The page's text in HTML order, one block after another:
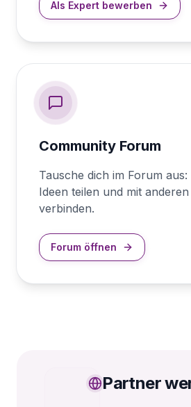
Als Expert bewerben
Community Forum
Tausche dich im Forum
Ideen teilen und mit
verbinden.
Forum öffnen
Partner